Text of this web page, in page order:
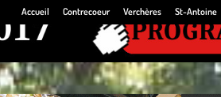
Accueil Contrecoeur Verchères St-Antoine